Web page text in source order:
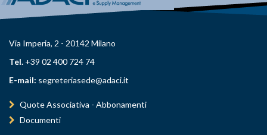
Via Imperia, 2 - 20142 Milano
Tel. +39 02 400 724 74
E-mail: segreteriasede@adaci.it
Quote Associativa - Abbonamenti
Documenti